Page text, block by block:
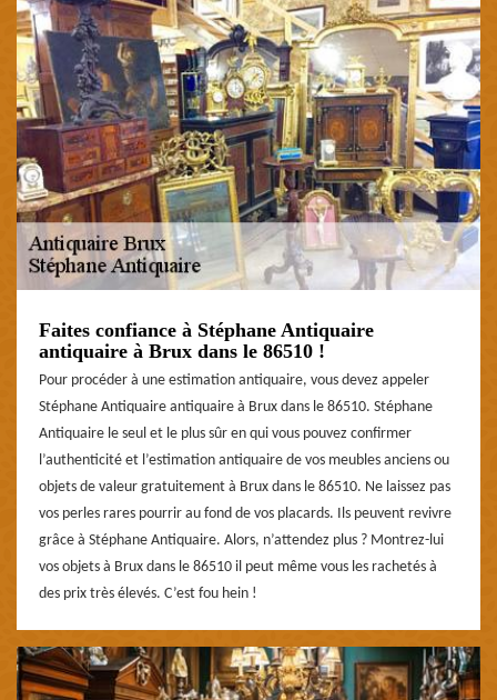
Faites confiance à Stéphane Antiquaire
antiquaire à Brux dans le 86510 !
Pour procéder à une estimation antiquaire, vous devez appeler
Stéphane Antiquaire antiquaire à Brux dans le 86510. Stéphane
Antiquaire le seul et le plus sûr en qui vous pouvez confirmer
l’authenticité et l’estimation antiquaire de vos meubles anciens ou
objets de valeur gratuitement à Brux dans le 86510. Ne laissez pas
vos perles rares pourrir au fond de vos placards. Ils peuvent revivre
grâce à Stéphane Antiquaire. Alors, n’attendez plus ? Montrez-lui
vos objets à Brux dans le 86510 il peut même vous les rachetés à
des prix très élevés. C’est fou hein !